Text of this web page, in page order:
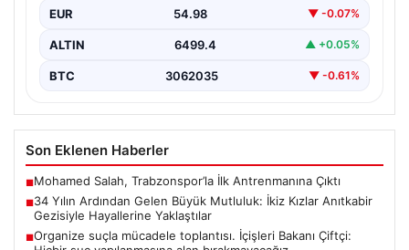
EUR 54.98 ▼ -0.07%
ALTIN 6499.4 ▲ +0.05%
BTC 3062035 ▼ -0.61%
Son Eklenen Haberler
■Mohamed Salah, Trabzonspor’la İlk Antrenmanına Çıktı
■34 Yılın Ardından Gelen Büyük Mutluluk: İkiz Kızlar Anıtkabir
Gezisiyle Hayallerine Yaklaştılar
■Organize suçla mücadele toplantısı. İçişleri Bakanı Çiftçi: